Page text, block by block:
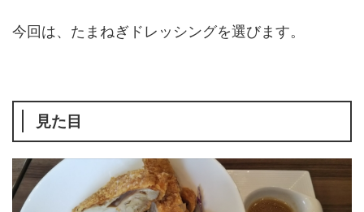
今回は、たまねぎドレッシングを選びます。
見た目